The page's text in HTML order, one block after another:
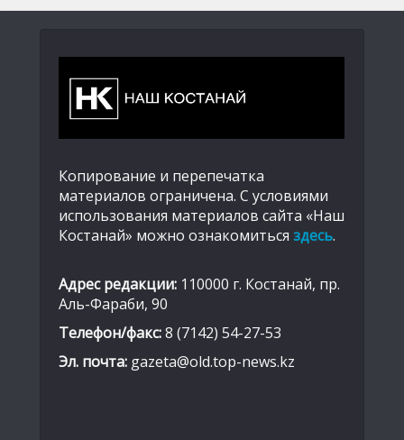
Копирование и перепечатка
материалов ограничена. С условиями
использования материалов сайта «Наш
Костанай» можно ознакомиться здесь.
Адрес редакции: 110000 г. Костанай, пр.
Аль-Фараби, 90
Телефон/факс:8 (7142) 54-27-53
Эл. почта: gazeta@old.top-news.kz